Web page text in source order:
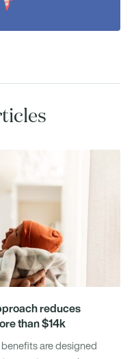
reduces
than $14k
are designed